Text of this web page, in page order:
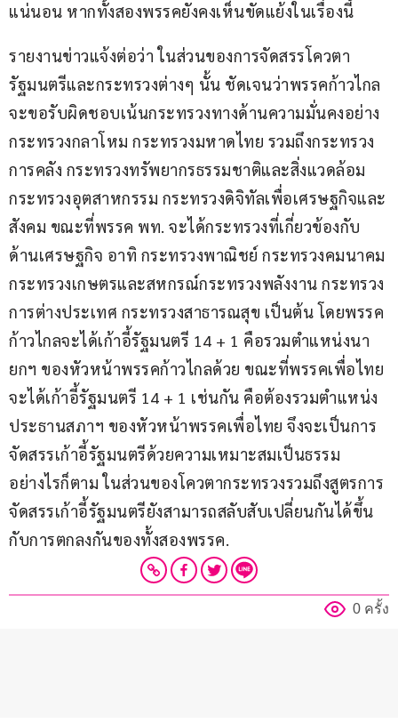
แน่นอน หากทั้งสองพรรคยังคงเห็นขัดแย้งในเรื่องนี้
รายงานข่าวแจ้งต่อว่า ในส่วนของการจัดสรรโควตา
รัฐมนตรีและกระทรวงต่างๆ นั้น ชัดเจนว่าพรรคก้าวไกล
จะขอรับผิดชอบเน้นกระทรวงทางด้านความมั่นคงอย่าง
กระทรวงกลาโหม กระทรวงมหาดไทย รวมถึงกระทรวง
การคลัง กระทรวงทรัพยากรธรรมชาติและสิ่งแวดล้อม
กระทรวงอุตสาหกรรม กระทรวงดิจิทัลเพื่อเศรษฐกิจและ
สังคม ขณะที่พรรค พท. จะได้กระทรวงที่เกี่ยวข้องกับ
ด้านเศรษฐกิจ อาทิ กระทรวงพาณิชย์ กระทรวงคมนาคม
กระทรวงเกษตรและสหกรณ์กระทรวงพลังงาน กระทรวง
การต่างประเทศ กระทรวงสาธารณสุข เป็นต้น โดยพรรค
ก้าวไกลจะได้เก้าอี้รัฐมนตรี 14 + 1 คือรวมตำแหน่งนา
ยกฯ ของหัวหน้าพรรคก้าวไกลด้วย ขณะที่พรรคเพื่อไทย
จะได้เก้าอี้รัฐมนตรี 14 + 1 เช่นกัน คือต้องรวมตำแหน่ง
ประธานสภาฯ ของหัวหน้าพรรคเพื่อไทย จึงจะเป็นการ
จัดสรรเก้าอี้รัฐมนตรีด้วยความเหมาะสมเป็นธรรม
อย่างไรก็ตาม ในส่วนของโควตากระทรวงรวมถึงสูตรการ
จัดสรรเก้าอี้รัฐมนตรียังสามารถสลับสับเปลี่ยนกันได้ขึ้น
กับการตกลงกันของทั้งสองพรรค.
0 ครั้ง